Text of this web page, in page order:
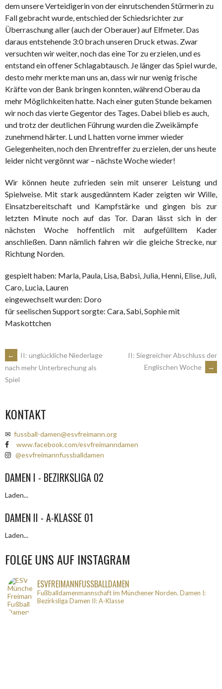
dem unsere Verteidigerin von der einrutschenden Stürmerin zu
Fall gebracht wurde, entschied der Schiedsrichter zur
Überraschung aller (auch der Oberauer) auf Elfmeter. Das
daraus entstehende 3:0 brach unseren Druck etwas. Zwar
versuchten wir weiter, noch das eine Tor zu erzielen, und es
entstand ein offener Schlagabtausch. Je länger das Spiel wurde,
desto mehr merkte man uns an, dass wir nur wenig frische
Kräfte von der Bank bringen konnten, während Oberau da
mehr Möglichkeiten hatte. Nach einer guten Stunde bekamen
wir noch das vierte Gegentor des Tages. Dabei blieb es auch,
und trotz der deutlichen Führung wurden die Zweikämpfe
zunehmend härter. L und L hatten vorne immer wieder
Gelegenheiten, noch den Ehrentreffer zu erzielen, der uns heute
leider nicht vergönnt war – nächste Woche wieder!
Wir können heute zufrieden sein mit unserer Leistung und
Spielweise. Mit stark ausgedünntem Kader zeigten wir Wille,
Einsatzbereitschaft und Kampfstärke und gingen bis zur
letzten Minute noch auf das Tor. Daran lässt sich in der
nächsten Woche hoffentlich mit aufgefülltem Kader
anschließen. Dann nämlich fahren wir die gleiche Strecke, nur
Richtung Norden.
gespielt haben: Marla, Paula, Lisa, Babsi, Julia, Henni, Elise, Juli,
Caro, Lucia, Lauren
eingewechselt wurden: Doro
für seelischen Support sorgte: Cara, Sabi, Sophie mit
Maskottchen
ARTIKEL-
NAVIGATION
←
II: unglückliche Niederlage
nach mehr Unterbrechung als
Spiel
II: Siegreicher Abschluss der
Englischen Woche
→
KONTAKT
✉ fussball-damen@esvfreimann.org
www.facebook.com/esvfreimanndamen
@esvfreimannfussballdamen
DAMEN I - BEZIRKSLIGA 02
Laden...
DAMEN II - A-KLASSE 01
Laden...
FOLGE UNS AUF INSTAGRAM
ESVFREIMANNFUSSBALLDAMEN
Fußballdamenmannschaft im Münchener Norden. Damen I:
Bezirksliga Damen II: A-Klasse